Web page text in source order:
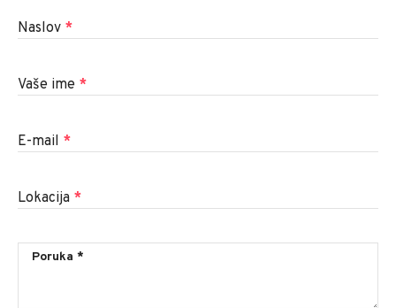
Naslov *
Vaše ime *
E-mail *
Lokacija *